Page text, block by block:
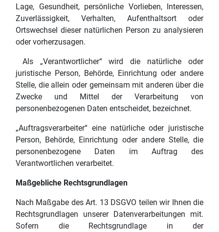
Lage, Gesundheit, persönliche Vorlieben, Interessen,
Zuverlässigkeit, Verhalten, Aufenthaltsort oder
Ortswechsel dieser natürlichen Person zu analysieren
oder vorherzusagen.
Als „Verantwortlicher“ wird die natürliche oder
juristische Person, Behörde, Einrichtung oder andere
Stelle, die allein oder gemeinsam mit anderen über die
Zwecke und Mittel der Verarbeitung von
personenbezogenen Daten entscheidet, bezeichnet.
„Auftragsverarbeiter“ eine natürliche oder juristische
Person, Behörde, Einrichtung oder andere Stelle, die
personenbezogene Daten im Auftrag des
Verantwortlichen verarbeitet.
Maßgebliche Rechtsgrundlagen
Nach Maßgabe des Art. 13 DSGVO teilen wir Ihnen die
Rechtsgrundlagen unserer Datenverarbeitungen mit.
Sofern die Rechtsgrundlage in der